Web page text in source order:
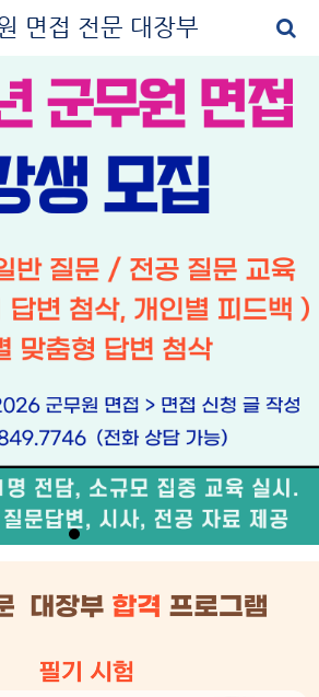
면접 전문 대장부